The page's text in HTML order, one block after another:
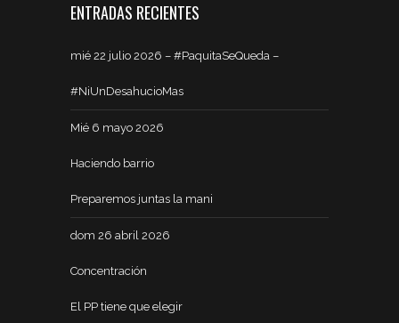
ENTRADAS RECIENTES
mié 22 julio 2026 – #PaquitaSeQueda –
#NiUnDesahucioMas
Mié 6 mayo 2026
Haciendo barrio
Preparemos juntas la mani
dom 26 abril 2026
Concentración
El PP tiene que elegir